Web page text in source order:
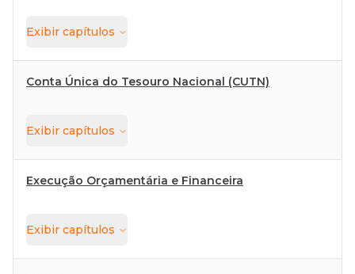
Exibir capítulos
Conta Única do Tesouro Nacional (CUTN)
Exibir capítulos
Execução Orçamentária e Financeira
Exibir capítulos